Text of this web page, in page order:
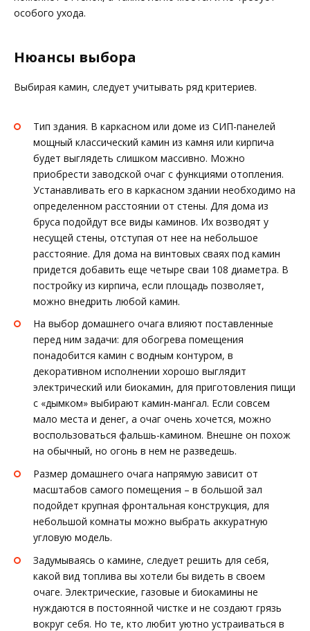
особого ухода.
Нюансы выбора
Выбирая камин, следует учитывать ряд критериев.
Тип здания. В каркасном или доме из СИП-панелей
мощный классический камин из камня или кирпича
будет выглядеть слишком массивно. Можно
приобрести заводской очаг с функциями отопления.
Устанавливать его в каркасном здании необходимо на
определенном расстоянии от стены. Для дома из
бруса подойдут все виды каминов. Их возводят у
несущей стены, отступая от нее на небольшое
расстояние. Для дома на винтовых сваях под камин
придется добавить еще четыре сваи 108 диаметра. В
постройку из кирпича, если площадь позволяет,
можно внедрить любой камин.
На выбор домашнего очага влияют поставленные
перед ним задачи: для обогрева помещения
понадобится камин с водным контуром, в
декоративном исполнении хорошо выглядит
электрический или биокамин, для приготовления пищи
с «дымком» выбирают камин-мангал. Если совсем
мало места и денег, а очаг очень хочется, можно
воспользоваться фальшь-камином. Внешне он похож
на обычный, но огонь в нем не разведешь.
Размер домашнего очага напрямую зависит от
масштабов самого помещения – в большой зал
подойдет крупная фронтальная конструкция, для
небольшой комнаты можно выбрать аккуратную
угловую модель.
Задумываясь о камине, следует решить для себя,
какой вид топлива вы хотели бы видеть в своем
очаге. Электрические, газовые и биокамины не
нуждаются в постоянной чистке и не создают грязь
вокруг себя. Но те, кто любит уютно устраиваться в